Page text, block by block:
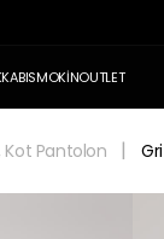
SMOKİNOUTLET
Kot Pantolon